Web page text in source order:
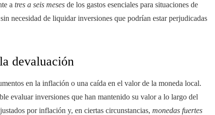
a tres a seis meses de los gastos esenciales para situaciones de
necesidad de liquidar inversiones que podrían estar perjudicadas
devaluación
en la inflación o una caída en el valor de la moneda local.
evaluar inversiones que han mantenido su valor a lo largo del
por inflación y, en ciertas circunstancias, monedas fuertes